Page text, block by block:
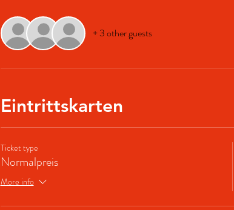
+ 3 other guests
Eintrittskarten
Ticket type
Normalpreis
More info